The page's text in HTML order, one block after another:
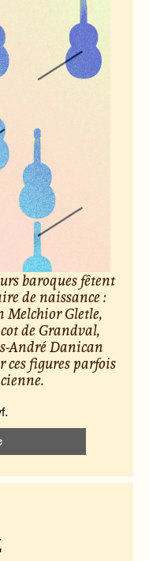
baroques fêtent
de naissance :
Melchior Gletle,
de Grandval,
André Danican
ces figures parfois